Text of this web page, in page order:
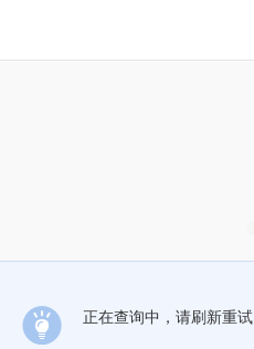
正在查询中，请刷新重试